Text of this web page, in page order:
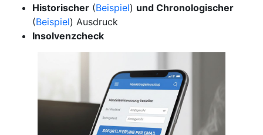
Historischer (Beispiel) und Chronologischer
(Beispiel) Ausdruck
Insolvenzcheck